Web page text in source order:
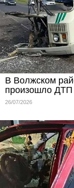
В Волжском
произошло ДТП
26/07/2026